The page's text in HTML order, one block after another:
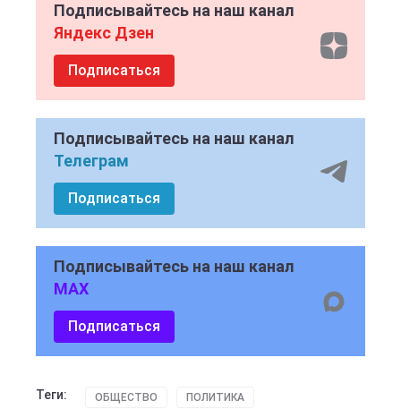
Подписывайтесь на наш канал
Яндекс Дзен
Подписаться
Подписывайтесь на наш канал
Телеграм
Подписаться
Подписывайтесь на наш канал
MAX
Подписаться
Теги: ОБЩЕСТВО ПОЛИТИКА